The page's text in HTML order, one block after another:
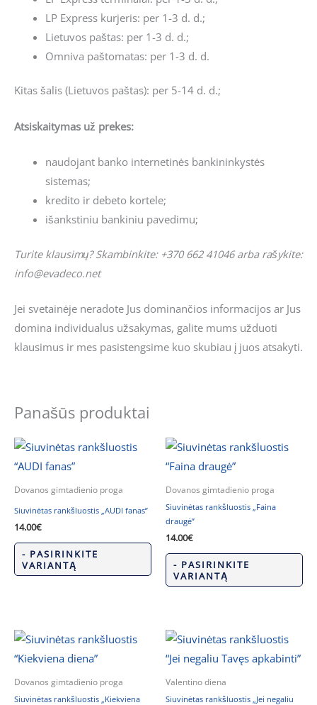
LP Express kurjeris: per 1-3 d. d.;
Lietuvos paštas: per 1-3 d. d.;
Omniva paštomatas: per 1-3 d. d.
Kitas šalis (Lietuvos paštas): per 5-14 d. d.;
Atsiskaitymas už prekes:
naudojant banko internetinės bankininkystės
sistemas;
kredito ir debeto kortele;
išankstiniu bankiniu pavedimu;
Turite klausimų? Skambinkite: +370 662 41046 arba rašykite:
info@evadeco.net
Jei svetainėje neradote Jus dominančios informacijos ar Jus
domina individualus užsakymas, galite mums užduoti
klausimus ir mes pasistengsime kuo skubiau į juos atsakyti.
Panašūs produktai
Dovanos gimtadienio proga
Siuvinėtas rankšluostis „AUDI fanas”
14.00€
- PASIRINKITE
VARIANTĄ
Dovanos gimtadienio proga
Siuvinėtas rankšluostis „Faina
draugė”
14.00€
- PASIRINKITE
VARIANTĄ
Dovanos gimtadienio proga
Siuvinėtas rankšluostis „Kiekviena
Valentino diena
Siuvinėtas rankšluostis „Jei negaliu